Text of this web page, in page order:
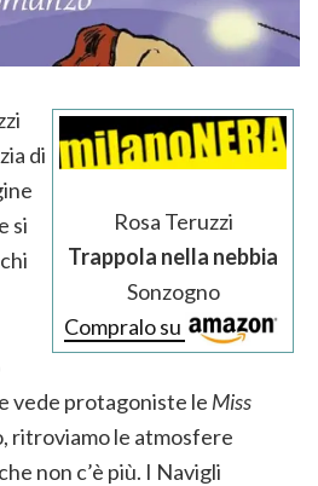
Rosa Teruzzi
Trappola nella nebbia
Sonzogno
Compralo su
di
si
vede protagoniste le Miss
ritroviamo le atmosfere
non c’è più. I Navigli